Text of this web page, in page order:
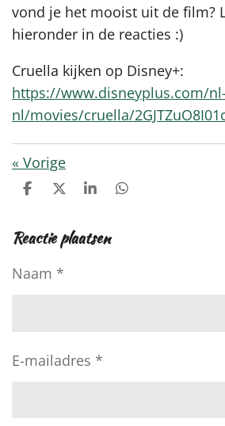
vond je het mooist uit de film?
hieronder in de reacties :)
Cruella kijken op Disney+:
https://www.disneyplus.com/nl-
nl/movies/cruella/
« Vorige
D
e
D
l
S
r
D
Reactie plaatsen
Naam *
E-mailadres *